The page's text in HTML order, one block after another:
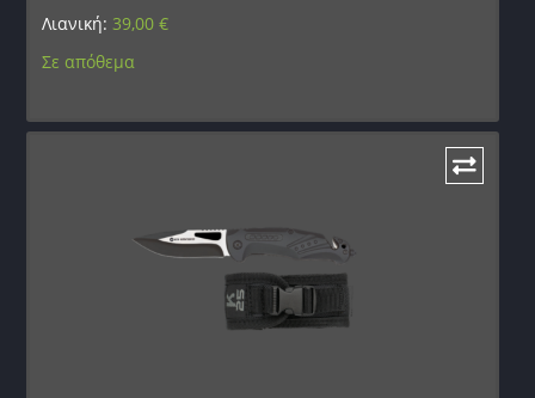
Λιανική: 39,00€
Σε απόθεμα